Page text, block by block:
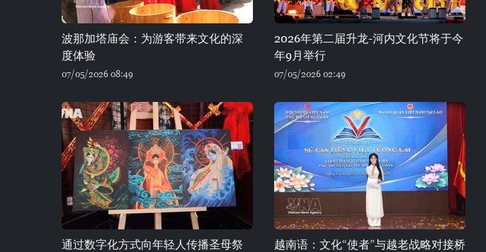
波那加塔庙会：为游客带来文化的深
度体验
07/05/2026 08:49
2026年第二届升龙-河内文化节将于今
年9月举行
07/05/2026 02:49
通过数字化方式向年轻人传播圣母祭
越南语：文化“使者”与越老战略对接桥